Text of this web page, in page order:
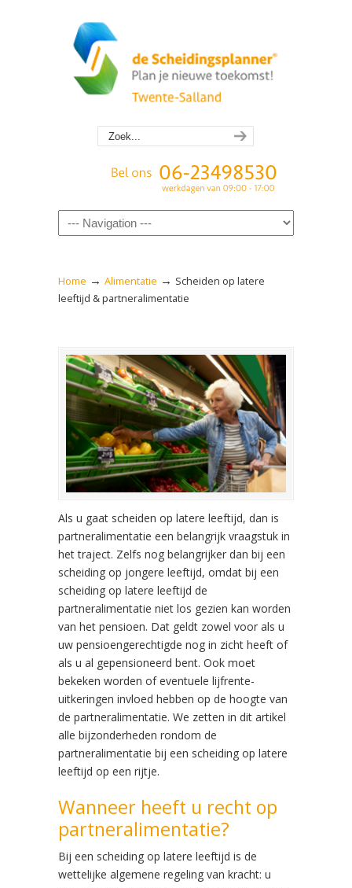
Navigation
Home → Alimentatie → Scheiden op latere
leeftijd & partneralimentatie
Als u gaat scheiden op latere leeftijd, dan is
partneralimentatie een belangrijk vraagstuk in
het traject. Zelfs nog belangrijker dan bij een
scheiding op jongere leeftijd, omdat bij een
scheiding op latere leeftijd de
partneralimentatie niet los gezien kan worden
van het pensioen. Dat geldt zowel voor als u
uw pensioengerechtigde nog in zicht heeft of
als u al gepensioneerd bent. Ook moet
bekeken worden of eventuele lijfrente-
uitkeringen invloed hebben op de hoogte van
de partneralimentatie. We zetten in dit artikel
alle bijzonderheden rondom de
partneralimentatie bij een scheiding op latere
leeftijd op een rijtje.
Wanneer heeft u recht op
partneralimentatie?
Bij een scheiding op latere leeftijd is de
wettelijke algemene regeling van kracht: u